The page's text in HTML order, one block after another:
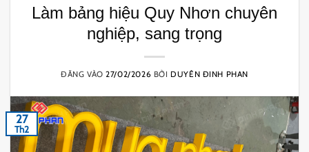
Làm bảng hiệu Quy Nhơn chuyên
nghiệp, sang trọng
ĐĂNG VÀO27/02/2026 BỞI DUYÊN ĐINH PHAN
27
Th2